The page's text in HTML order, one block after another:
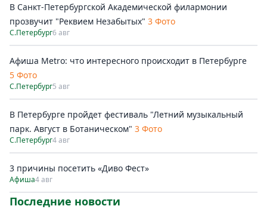
В Санкт-Петербургской Академической филармонии
прозвучит "Реквием Незабытых" 3 Фото
С.Петербург6 авг
Афиша Metro: что интересного происходит в Петербурге
5 Фото
С.Петербург5 авг
В Петербурге пройдет фестиваль "Летний музыкальный
парк. Август в Ботаническом" 3 Фото
С.Петербург4 авг
3 причины посетить «Диво Фест»
Афиша4 авг
Последние новости